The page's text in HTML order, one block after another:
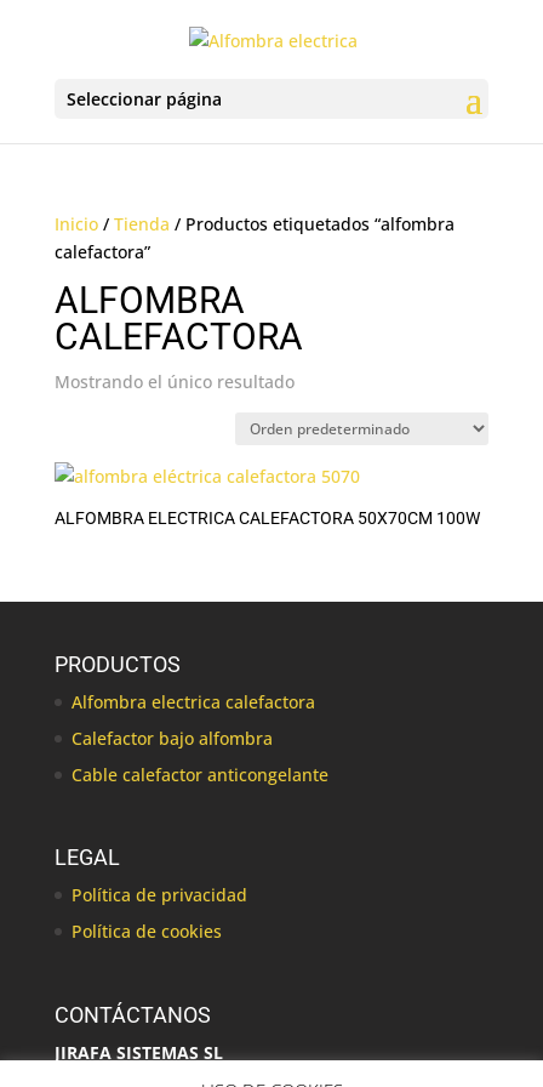
Seleccionar página
Inicio/ Tienda / Productos etiquetados “alfombra
calefactora”
ALFOMBRA
CALEFACTORA
Mostrando el único resultado
ALFOMBRA ELECTRICA CALEFACTORA 50X70CM 100W
PRODUCTOS
Alfombra electrica calefactora
Calefactor bajo alfombra
Cable calefactor anticongelante
LEGAL
Política de privacidad
Política de cookies
CONTÁCTANOS
JIRAFA SISTEMAS SL